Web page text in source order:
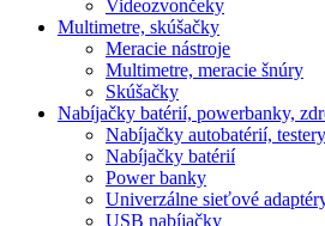
Videozvončeky
Multimetre, skúšačky
Meracie nástroje
Multimetre, meracie šnúry
Skúšačky
Nabíjačky batérií, powerbanky,
Nabíjačky autobatérií, testery
Nabíjačky batérií
Power banky
Univerzálne sieťové
USB nabíjačky